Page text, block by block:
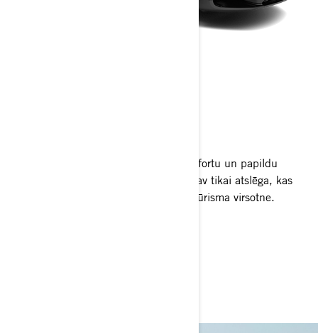
Ar modernu izskatu, paaugstinātu komfortu un papildu
glabāšanas vietu Can-Am Spyder RT nav tikai atslēga, kas
atver brīvību uz ceļa — tas ir luksusa tūrisma virsotne.